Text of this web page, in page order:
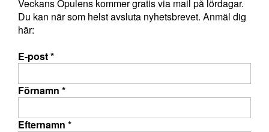
Veckans Opulens kommer gratis via mail på lördagar.
Du kan när som helst avsluta nyhetsbrevet. Anmäl dig
här:
E-post*
Förnamn *
Efternamn *